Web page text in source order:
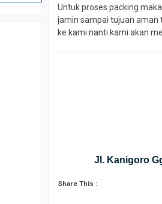
Untuk proses packing
jamin sampai tujuan aman
ke kami nanti kami akan
Jl. Kanigoro
Share This :